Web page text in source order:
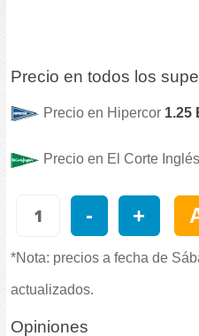
Precio en todos los
Precio en Hipercor 1.25
Precio en El Corte Inglés
- +
*Nota: precios a fecha de
actualizados.
Opiniones